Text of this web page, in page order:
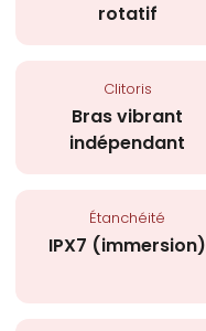
rotatif
Clitoris
Bras vibrant
indépendant
Étanchéité
IPX7 (immersion)